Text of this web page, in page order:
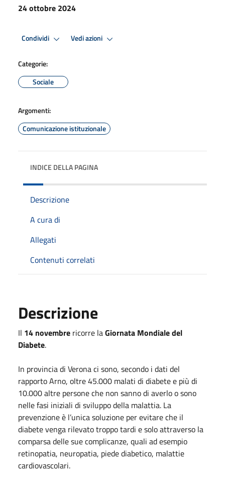
24 ottobre 2024
Condividi Vedi azioni
Categorie:
Sociale
Argomenti:
Comunicazione istituzionale
INDICE DELLA PAGINA
Descrizione
A cura di
Allegati
Contenuti correlati
Descrizione
Il 14 novembre ricorre laGiornata Mondiale del
Diabete.
In provincia di Verona ci sono, secondo i dati del
rapporto Arno, oltre 45.000 malati di diabete e più di
10.000 altre persone che non sanno di averlo o sono
nelle fasi iniziali di sviluppo della malattia. La
prevenzione è l’unica soluzione per evitare che il
diabete venga rilevato troppo tardi e solo attraverso la
comparsa delle sue complicanze, quali ad esempio
retinopatia, neuropatia, piede diabetico, malattie
cardiovascolari.